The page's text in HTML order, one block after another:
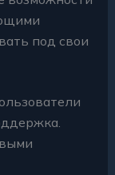
под свои